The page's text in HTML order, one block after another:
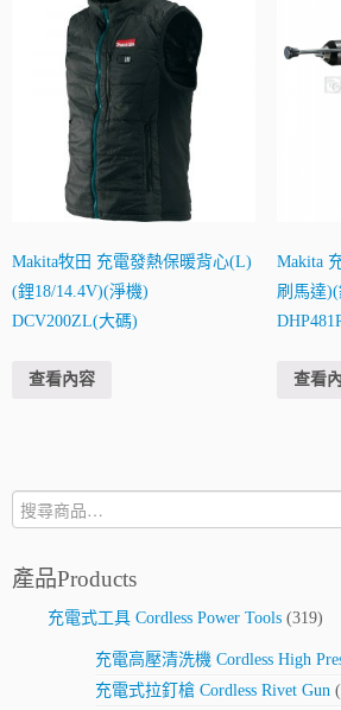
Makita牧田 充電發熱保暖背心(L)
(鋰18/14.4V)(淨機)
DCV200ZL(大碼)
查看內容
Makita
刷馬達
查看
搜
尋:
產品Products
充電式工具 Cordless Power Tools (319)
充電高壓清洗機 Cordless High
充電式拉釘槍 Cordless Rivet Gun